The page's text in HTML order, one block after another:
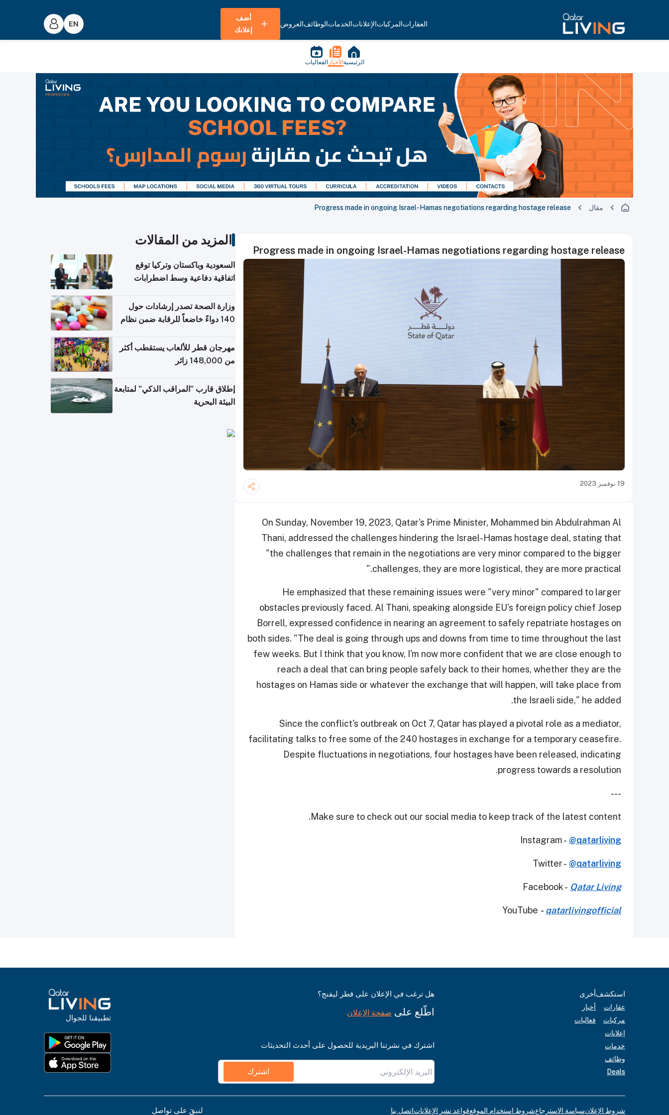
العقاراتالمركباتالإعلاناتالخدماتالوظائفالعروض
أضف
إعلانك
الرئيسية الأخبار الفعاليات
مقال Progress made in ongoing Israel-Hamas negotiations regarding hostage release
Progress made in ongoing Israel-Hamas negotiations regarding hostage release
19 نوفمبر 2023
On Sunday, November 19, 2023, Qatar's Prime Minister, Mohammed bin Abdulrahman Al
Thani, addressed the challenges hindering the Israel-Hamas hostage deal, stating that
"the challenges that remain in the negotiations are very minor compared to the bigger
challenges, they are more logistical, they are more practical."
He emphasized that these remaining issues were "very minor" compared to larger
obstacles previously faced. Al Thani, speaking alongside EU's foreign policy chief Josep
Borrell, expressed confidence in nearing an agreement to safely repatriate hostages on
both sides. "The deal is going through ups and downs from time to time throughout the last
few weeks. But I think that you know, I'm now more confident that we are close enough to
reach a deal that can bring people safely back to their homes, whether they are the
hostages on Hamas side or whatever the exchange that will happen, will take place from
the Israeli side," he added.
Since the conflict's outbreak on Oct 7, Qatar has played a pivotal role as a mediator,
facilitating talks to free some of the 240 hostages in exchange for a temporary ceasefire.
Despite fluctuations in negotiations, four hostages have been released, indicating
progress towards a resolution.
---
Make sure to check out our social media to keep track of the latest content.
Instagram - @qatarliving
Twitter - @qatarliving
Facebook - Qatar Living
YouTube - qatarlivingofficial
المزيد من المقالات
السعودية وباكستان وتركيا توقع
اتفاقية دفاعية وسط اضطرابات
وزارة الصحة تصدر إرشادات حول
140 دواءً خاضعاً للرقابة ضمن نظام
مهرجان قطر للألعاب يستقطب أكثر
من 148,000 زائر
إطلاق قارب "المراقب الذكي" لمتابعة
البيئة البحرية
استكشف
عقارات
مركبات
إعلانات
خدمات
وظائف
Deals
أخرى
أخبار
فعاليات
هل ترغب في الإعلان على قطر ليفنج؟
اطّلع على صفحة الإعلان
اشترك في نشرتنا البريدية للحصول على أحدث التحديثات
اشترك
تطبيقنا للجوال
شروط الإعلانسياسة الاسترجاعشروط استخدام الموقعقواعد نشر الإعلاناتاتصل بنا لنبقَ على تواصل